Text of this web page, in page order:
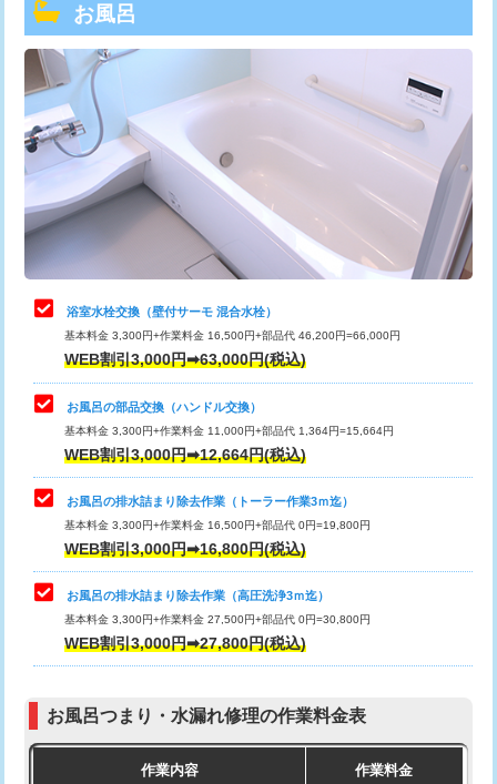
トーラー機使用/3mまで
追加トーラー機使用/3m超え
カメラ調査 33,000円
桝清掃 8,800円
止水・漏水調査・防水処理・清掃・修
理・調整・分解・加工など（軽作業）
止水・漏水調査・防水処理・清掃・修
理・調整・分解・加工など（中作業）
22,000円
止水・漏水調査・防水処理・清掃・修
理・調整・分解・加工など（重作業）
33,000円
トイレタンク脱着
トイレ便器脱着
タンクレストイレ脱着 33,000円
小便器トイレ脱着
その他部品の脱着 8,800円～
交換・取付（タンク）
交換・取付（普通便座） 11,000円+材料費
交換・取付（温水洗浄便座） 16,500円+材料費
お風呂
浴室水栓交換（壁付サーモ 混合水栓）
基本料金 3,300円+作業料金 16,500円+部品代 46,200円=66,000円
WEB割引3,000円➡63,000円(税込)
お風呂の部品交換（ハンドル交換）
基本料金 3,300円+作業料金 11,000円+部品代 1,364円=15,664円
WEB割引3,000円➡12,664円(税込)
お風呂の排水詰まり除去作業（トーラー作業3ｍ迄）
基本料金 3,300円+作業料金 16,500円+部品代 0円=19,800円
WEB割引3,000円➡16,800円(税込)
お風呂の排水詰まり除去作業（高圧洗浄3ｍ迄）
基本料金 3,300円+作業料金 27,500円+部品代 0円=30,800円
WEB割引3,000円➡27,800円(税込)
お風呂つまり・水漏れ修理の作業料金表
作業内容 作業料金